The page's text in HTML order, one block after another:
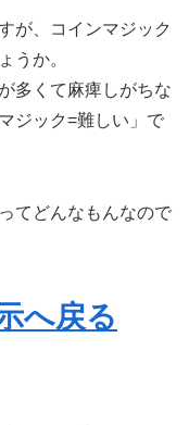
が、コインマジック
うか。
多くて麻痺しがちな
ジック=難しい」で
てどんなもんなので
へ戻る